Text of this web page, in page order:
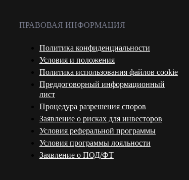
ПРАВОВАЯ ИНФОРМАЦИЯ
Политика конфиденциальности
Условия и положения
Политика использования файлов cookie
Преддоговорный информационный
лист
Процедура разрешения споров
Заявление о рисках для инвесторов
Условия реферальной программы
Условия программы лояльности
Заявление о ПОД/ФТ